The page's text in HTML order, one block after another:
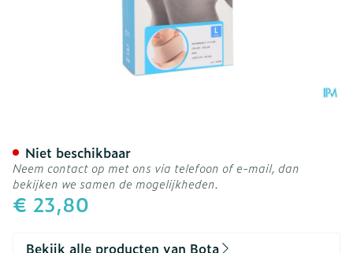
€ 23,80
Niet beschikbaar
Neem contact op met ons via telefoon of e-mail, dan
bekijken we samen de mogelijkheden.
Bekijk alle producten van Bota